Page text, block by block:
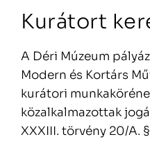
Kurátort
A Déri Múzeum
Modern és Kortárs
kurátori
közalkalmazottak
XXXIII. törvény 20/A.